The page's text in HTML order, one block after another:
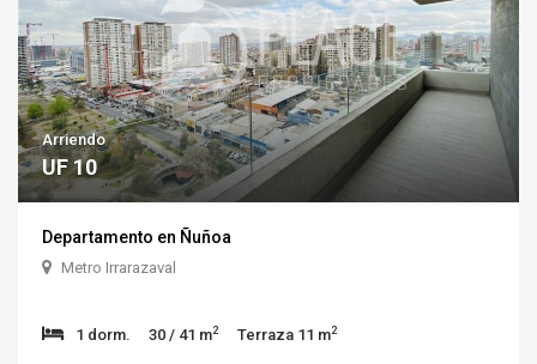
Arriendo
UF 10
Departamento en Ñuñoa
Metro Irrarazaval
1 dorm. 30 / 41 m2 Terraza 11 m2